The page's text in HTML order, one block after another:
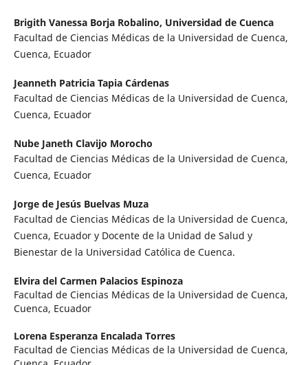
Brigith Vanessa Borja Robalino, Universidad de Cuenca
Facultad de Ciencias Médicas de la Universidad de Cuenca,
Cuenca, Ecuador
Jeanneth Patricia Tapia Cárdenas
Facultad de Ciencias Médicas de la Universidad de Cuenca,
Cuenca, Ecuador
Nube Janeth Clavijo Morocho
Facultad de Ciencias Médicas de la Universidad de Cuenca,
Cuenca, Ecuador
Jorge de Jesús Buelvas Muza
Facultad de Ciencias Médicas de la Universidad de Cuenca,
Cuenca, Ecuador y Docente de la Unidad de Salud y
Bienestar de la Universidad Católica de Cuenca.
Elvira del Carmen Palacios Espinoza
Facultad de Ciencias Médicas de la Universidad de Cuenca,
Cuenca, Ecuador
Lorena Esperanza Encalada Torres
Facultad de Ciencias Médicas de la Universidad de Cuenca,